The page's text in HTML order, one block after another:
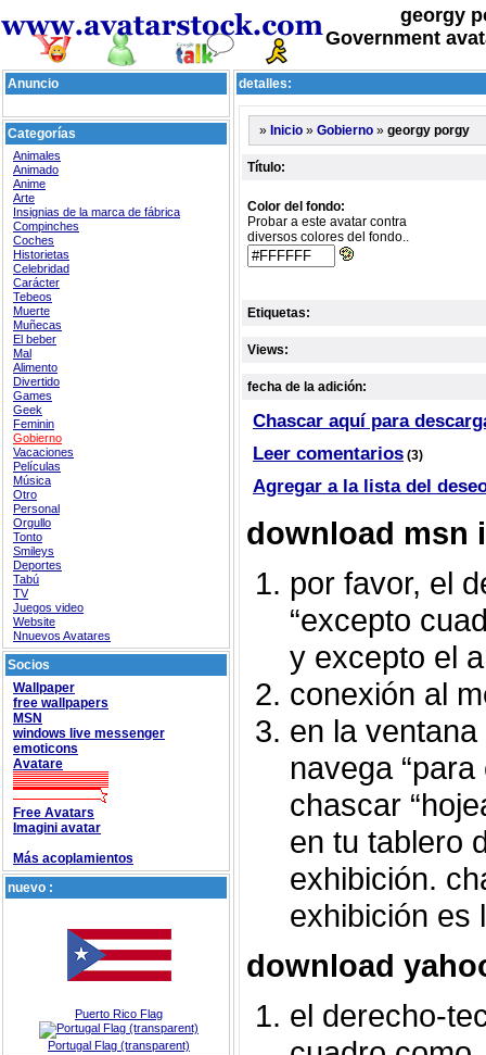
georgy
Government
Anuncio
Categorías
Animales
Animado
Anime
Arte
Insignias de la marca de fábrica
Compinches
Coches
Historietas
Celebridad
Carácter
Tebeos
Muerte
Muñecas
El beber
Mal
Alimento
Divertido
Games
Geek
Feminin
Gobierno
Vacaciones
Películas
Música
Otro
Personal
Orgullo
Tonto
Smileys
Deportes
Tabú
TV
Juegos video
Website
Nnuevos Avatares
Socios
Wallpaper
free wallpapers
MSN
windows live messenger
emoticons
Avatare
Free Avatars
Imagini avatar
Más acoplamientos
nuevo :
Puerto Rico Flag
Portugal Flag (transparent)
detalles:
» Inicio » Gobierno » georgy porgy
Título:
Color del fondo:
Probar a este avatar contra
diversos colores del fondo..
Etiquetas:
Views:
fecha de la adición:
Chascar aquí para
Leer comentarios (3)
Agregar a la lista del
download msn
por favor, el
“excepto
y excepto el
conexión al
en la ventana
navega
chascar
en tu tablero
exhibición.
exhibición es
download
el derecho-